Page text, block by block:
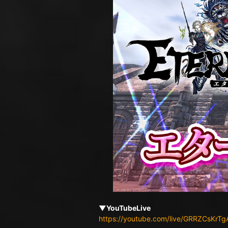
▼YouTubeLive
https://youtube.com/live/